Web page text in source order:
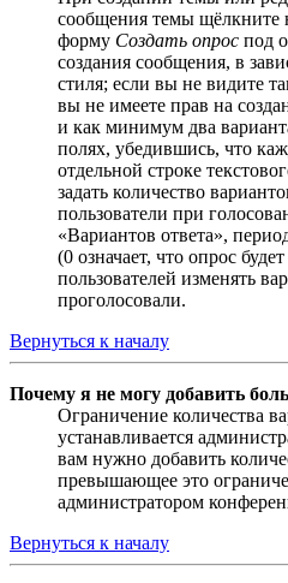
сообщения темы щёлкните
форму Создать опрос под
создания сообщения, в
стиля; если вы не видите
вы не имеете прав на
и как минимум два
полях, убедившись, что
отдельной строке
задать количество
пользователи при
«Вариантов ответа»,
(0 означает, что опрос
пользователей изменять
проголосовали.
Вернуться к началу
Почему я не могу добавить
Ограничение количества
устанавливается
вам нужно добавить
превышающее это
администратором
Вернуться к началу